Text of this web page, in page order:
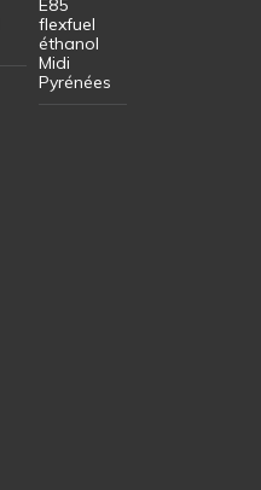
E85
flexfuel
éthanol
Midi
Pyrénées